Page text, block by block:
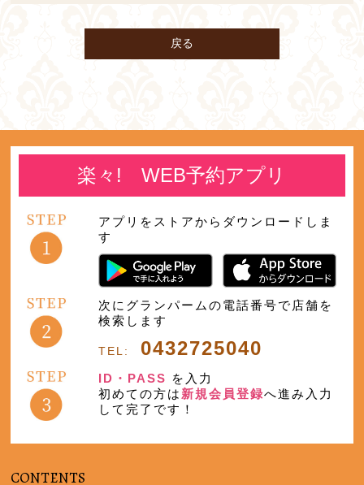
戻る
楽々! WEB予約アプリ
アプリをストアからダウンロードしま
す
次にグランパームの電話番号で店舗を
検索します
TEL: 0432725040
ID・PASS を入力
初めての方は新規会員登録へ進み入力
して完了です！
CONTENTS